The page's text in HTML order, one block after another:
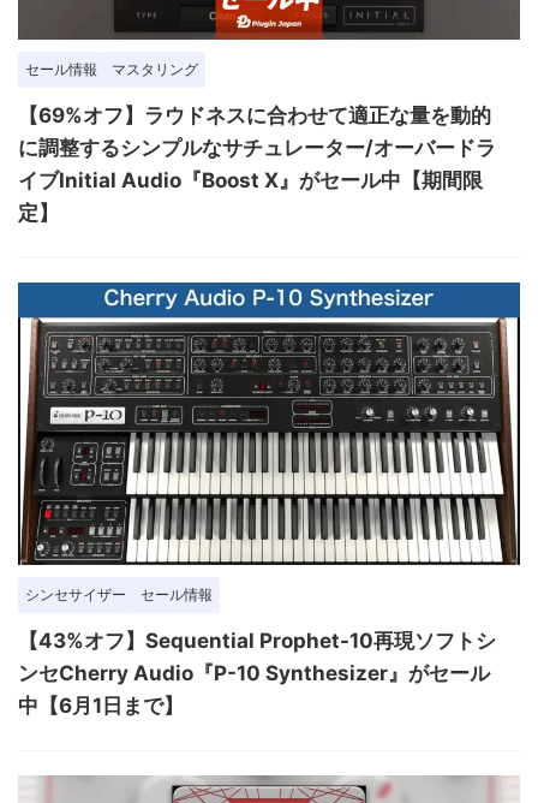
セール情報 マスタリング
【69%オフ】ラウドネスに合わせて適正な量を動的
に調整するシンプルなサチュレーター/オーバードラ
イブInitial Audio『Boost X』がセール中【期間限
定】
シンセサイザー セール情報
【43%オフ】Sequential Prophet-10再現ソフトシ
ンセCherry Audio『P-10 Synthesizer』がセール
中【6月1日まで】